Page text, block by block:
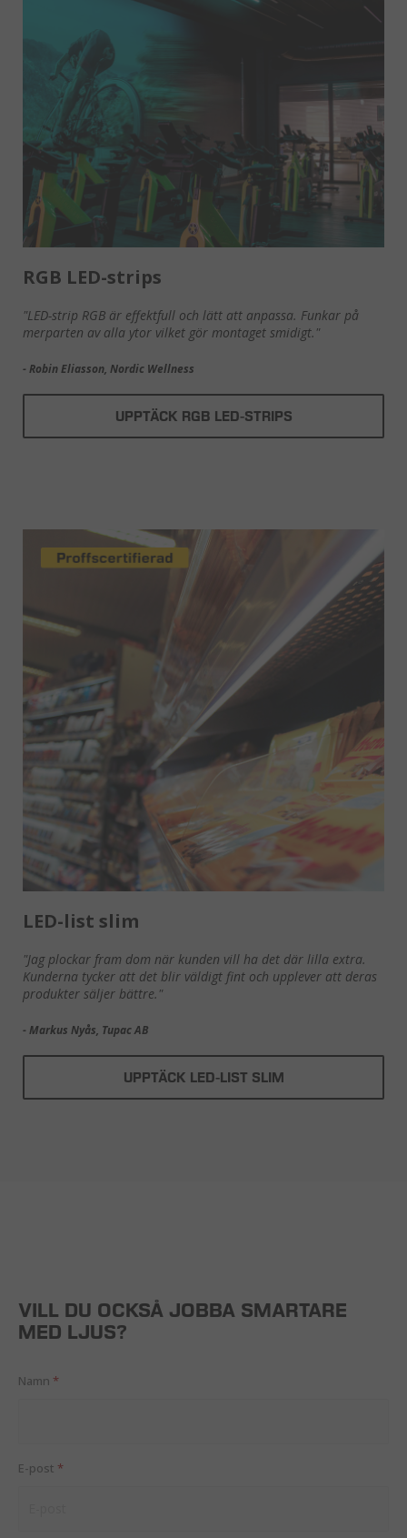
RGB LED-strips
"LED-strip RGB är effektfull och lätt att anpassa. Funkar på
merparten av alla ytor vilket gör montaget smidigt."
- Robin Eliasson, Nordic Wellness
UPPTÄCK RGB LED-STRIPS
LED-list slim
"Jag plockar fram dom när kunden vill ha det där lilla extra.
Kunderna tycker att det blir väldigt fint och upplever att deras
produkter säljer bättre."
- Markus Nyås, Tupac AB
UPPTÄCK LED-LIST SLIM
VILL DU OCKSÅ JOBBA SMARTARE
MED LJUS?
Namn *
E-post *